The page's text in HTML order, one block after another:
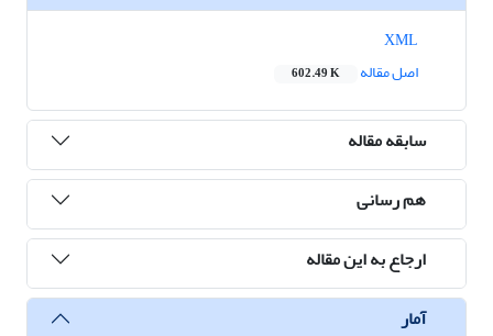
اصل مقاله
602.49 K
سابقه مقاله
هم رسانی
ارجاع به این مقاله
آمار